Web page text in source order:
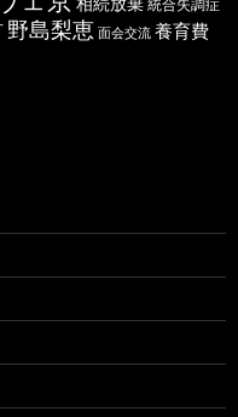
統合失調症
野島梨恵 面会交流 養育費